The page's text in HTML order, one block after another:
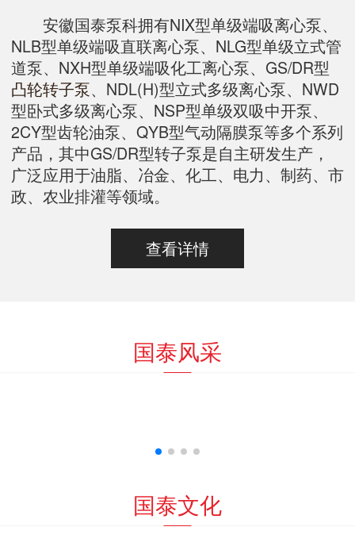
安徽国泰泵科拥有NIX型单级端吸离心泵、
NLB型单级端吸直联离心泵、NLG型单级立式管
道泵、NXH型单级端吸化工离心泵、GS/DR型
凸轮转子泵、NDL(H)型立式多级离心泵、NWD
型卧式多级离心泵、NSP型单级双吸中开泵、
2CY型齿轮油泵、QYB型气动隔膜泵等多个系列
产品，其中GS/DR型转子泵是自主研发生产，
广泛应用于油脂、冶金、化工、电力、制药、市
政、农业排灌等领域。
查看详情
国泰风采
国泰文化